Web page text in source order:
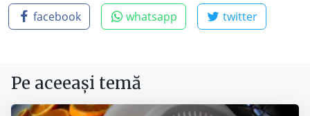
facebook whatsapp twitter
Pe aceeași temă